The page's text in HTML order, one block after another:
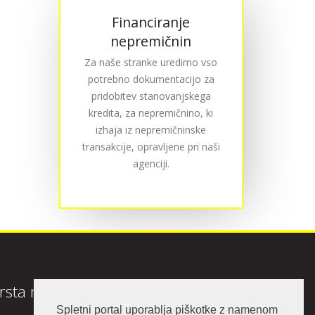
Spletni portal uporablja piškotke z namenom
Financiranje
nepremičnin
Za naše stranke uredimo vso
potrebno dokumentacijo za
pridobitev stanovanjskega
kredita, za nepremičnino, ki
izhaja iz nepremičninske
transakcije, opravljene pri naši
agenciji.
nepremičnine